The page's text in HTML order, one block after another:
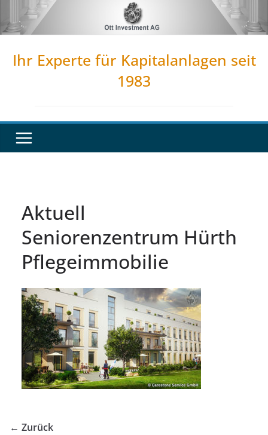
Inhalt
Ihr Experte für Kapitalanlagen seit
1983
Aktuell
Seniorenzentrum Hürth
Pflegeimmobilie
← Zurück